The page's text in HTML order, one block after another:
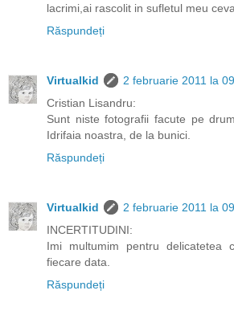
lacrimi,ai rascolit in sufletul meu
Răspundeți
Virtualkid
2 februarie 2011 la
Cristian Lisandru:
Sunt niste fotografii facute pe
Idrifaia noastra, de la bunici.
Răspundeți
Virtualkid
2 februarie 2011 la
INCERTITUDINI:
Imi multumim pentru delicatetea
fiecare data.
Răspundeți